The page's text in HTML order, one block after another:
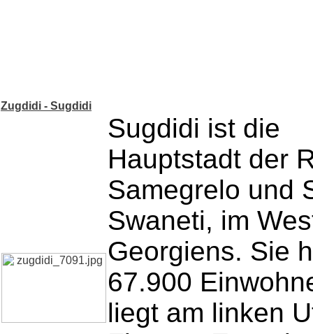
Zugdidi - Sugdidi
Sugdidi ist die
Hauptstadt der
Samegrelo und
Swaneti, im
Georgiens. Sie
67.900
liegt am linken